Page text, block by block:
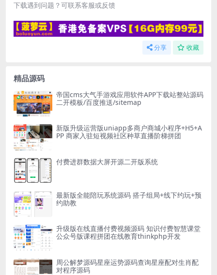
下载遇到问题？可联系客服或反馈
分享 收藏
精品源码
帝国cms大气手游戏应用软件APP下载站整站源码
二开模板/百度推送/sitemap
新版升级运营版uniapp多商户商城小程序+H5+A
PP 商家入驻短视频社区种草直播阶梯拼团
付费进群数据大屏开源二开版系统
最新版全能陪玩系统源码 搭子组局+线下约玩+预
约助教
升级版在线直播付费视频源码 知识付费智慧课堂
公众号版课程拼团在线教育thinkphp开发
周公解梦源码星座运势源码查询星座配对生肖配
对程序源码